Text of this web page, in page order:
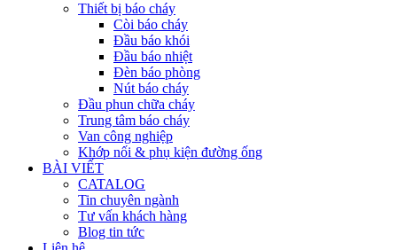
Thiết bị báo cháy
Còi báo cháy
Đầu báo khói
Đầu báo nhiệt
Đèn báo phòng
Nút báo cháy
Đầu phun chữa cháy
Trung tâm báo cháy
Van công nghiệp
Khớp nối & phụ kiện đường ống
BÀI VIẾT
CATALOG
Tin chuyên ngành
Tư vấn khách hàng
Blog tin tức